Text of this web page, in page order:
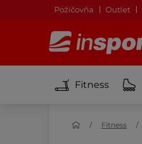
Požičovňa Outlet
Fitness
Fitness